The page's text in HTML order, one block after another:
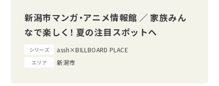
新潟市マンガ・アニメ情報館 ／ 家族みん
なで楽しく！ 夏の注目スポットへ
シリーズ assh×BILLBOARD PLACE
エリア 新潟市